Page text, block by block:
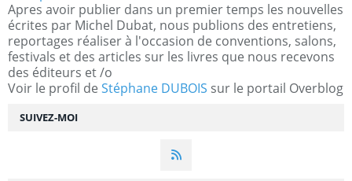
SUIVEZ-MOI
Apres avoir publier dans un premier temps les nouvelles
écrites par Michel Dubat, nous publions des entretiens,
reportages réaliser à l'occasion de conventions, salons,
festivals et des articles sur les livres que nous recevons
des éditeurs et /o
Voir le profil de Stéphane DUBOIS sur le portail Overblog